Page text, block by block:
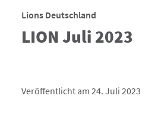
Lions Deutschland
LION Juli 2023
Veröffentlicht am 24. Juli 2023